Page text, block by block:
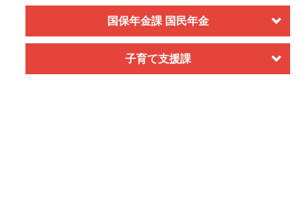
国保年金課 国民年金
子育て支援課